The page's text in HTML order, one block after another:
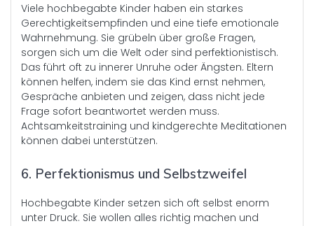
Viele hochbegabte Kinder haben ein starkes
Gerechtigkeitsempfinden und eine tiefe emotionale
Wahrnehmung. Sie grübeln über große Fragen,
sorgen sich um die Welt oder sind perfektionistisch.
Das führt oft zu innerer Unruhe oder Ängsten. Eltern
können helfen, indem sie das Kind ernst nehmen,
Gespräche anbieten und zeigen, dass nicht jede
Frage sofort beantwortet werden muss.
Achtsamkeitstraining und kindgerechte Meditationen
können dabei unterstützen.
6. Perfektionismus und Selbstzweifel
Hochbegabte Kinder setzen sich oft selbst enorm
unter Druck. Sie wollen alles richtig machen und